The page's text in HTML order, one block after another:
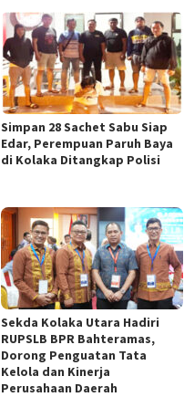
Simpan 28 Sachet Sabu Siap
Edar, Perempuan Paruh Baya
di Kolaka Ditangkap Polisi
Sekda Kolaka Utara Hadiri
RUPSLB BPR Bahteramas,
Dorong Penguatan Tata
Kelola dan Kinerja
Perusahaan Daerah